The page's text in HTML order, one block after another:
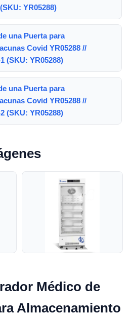
YR05288)
una Puerta para
Covid YR05288 //
(SKU: YR05288)
una Puerta para
Covid YR05288 //
(SKU: YR05288)
Médico de
Almacenamiento